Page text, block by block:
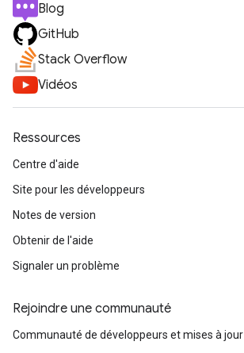
Blog
GitHub
Stack Overflow
Vidéos
Ressources
Centre d'aide
Site pour les développeurs
Notes de version
Obtenir de l'aide
Signaler un problème
Rejoindre une communauté
Communauté de développeurs et mises à jour